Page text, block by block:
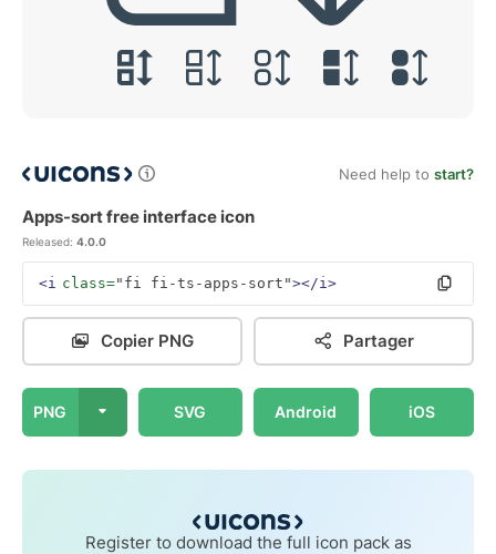
Need help to start?
Apps-sort free interface icon
Released: 4.0.0
<i class="fi fi-ts-apps-sort"></i>
Copier PNG Partager
PNG SVG Android iOS
Register to download the full icon pack as